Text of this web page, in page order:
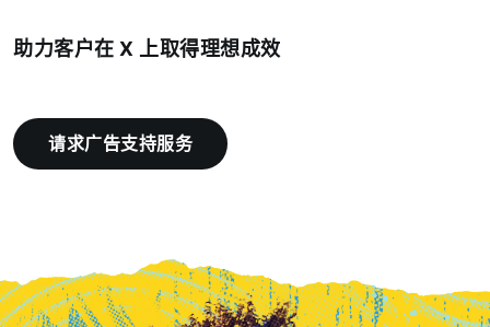
助力客户在 X 上取得理想成效
请求广告支持服务